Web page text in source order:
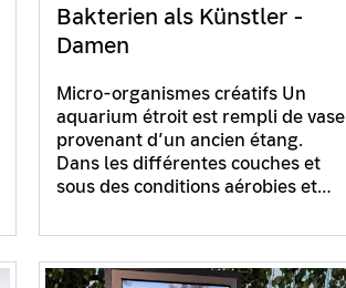
Bakterien als Künstler -
Damen
Micro-organismes créatifs Un
aquarium étroit est rempli de vase
provenant d’un ancien étang.
Dans les différentes couches et
sous des conditions aérobies et…